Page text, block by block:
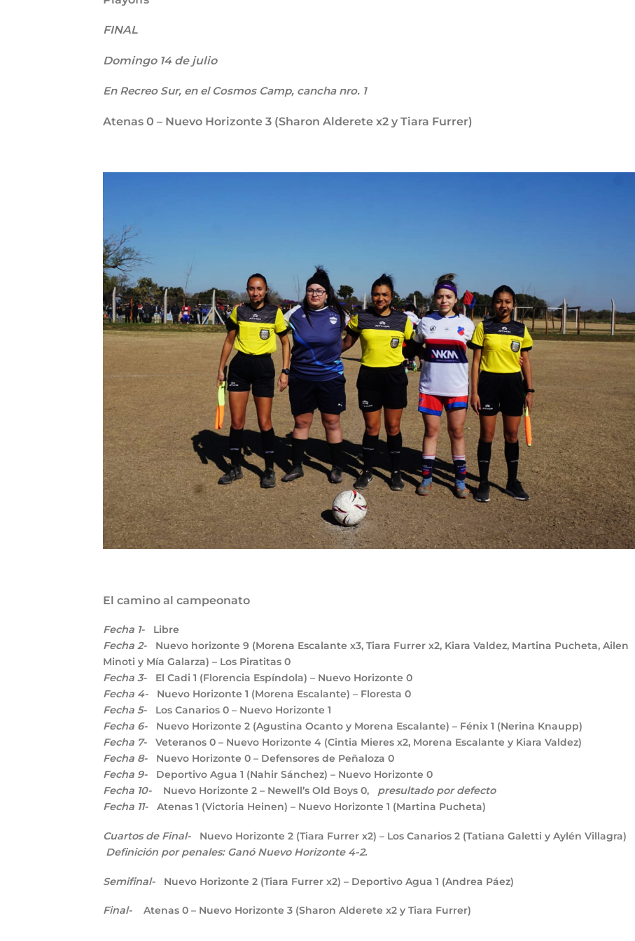
FINAL
Domingo 14 de julio
En Recreo Sur, en el Cosmos Camp, cancha nro. 1
Atenas 0 – Nuevo Horizonte 3 (Sharon Alderete x2 y Tiara Furrer)
El camino al campeonato
Fecha 1- Libre
Fecha 2- Nuevo horizonte 9 (Morena Escalante x3, Tiara Furrer x2, Kiara Valdez, Martina Pucheta, Ailen
Minoti y Mía Galarza) – Los Piratitas 0
Fecha 3- El Cadi 1 (Florencia Espíndola) – Nuevo Horizonte 0
Fecha 4- Nuevo Horizonte 1 (Morena Escalante) – Floresta 0
Fecha 5- Los Canarios 0 – Nuevo Horizonte 1
Fecha 6- Nuevo Horizonte 2 (Agustina Ocanto y Morena Escalante) – Fénix 1 (Nerina Knaupp)
Fecha 7- Veteranos 0 – Nuevo Horizonte 4 (Cintia Mieres x2, Morena Escalante y Kiara Valdez)
Fecha 8- Nuevo Horizonte 0 – Defensores de Peñaloza 0
Fecha 9- Deportivo Agua 1 (Nahir Sánchez) – Nuevo Horizonte 0
Fecha 10- Nuevo Horizonte 2 – Newell’s Old Boys 0, presultado por defecto
Fecha 11- Atenas 1 (Victoria Heinen) – Nuevo Horizonte 1 (Martina Pucheta)
Cuartos de Final- Nuevo Horizonte 2 (Tiara Furrer x2) – Los Canarios 2 (Tatiana Galetti y Aylén Villagra)
Definición por penales: Ganó Nuevo Horizonte 4-2.
Semifinal- Nuevo Horizonte 2 (Tiara Furrer x2) – Deportivo Agua 1 (Andrea Páez)
Final- Atenas 0 – Nuevo Horizonte 3 (Sharon Alderete x2 y Tiara Furrer)